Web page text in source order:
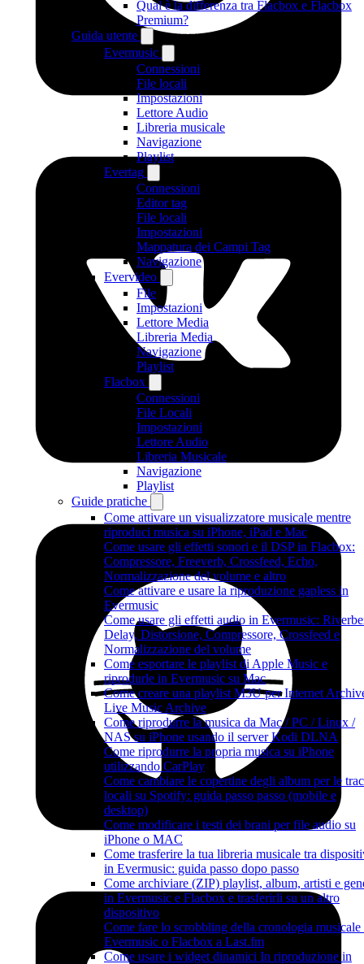
Qual è la differenza tra Flacbox e Flacbox
Premium?
Guida utente
Evermusic
Connessioni
File locali
Impostazioni
Lettore Audio
Libreria musicale
Navigazione
Playlist
Evertag
Connessioni
Editor tag
File locali
Impostazioni
Mappatura dei Campi Tag
Navigazione
Evervideo
File
Impostazioni
Lettore Media
Libreria Media
Navigazione
Playlist
Flacbox
Connessioni
File Locali
Impostazioni
Lettore Audio
Libreria Musicale
Navigazione
Playlist
Guide pratiche
Come attivare un visualizzatore musicale mentre
riproduci musica su iPhone, iPad e Mac
Come usare gli effetti sonori e il DSP in Flacbox:
Compressore, Freeverb, Crossfeed, Echo,
Normalizzazione del volume e altro
Come attivare e usare la riproduzione gapless in
Evermusic
Come usare gli effetti audio in Evermusic:
Delay, Distorsione, Compressore, Crossfeed e
Normalizzazione del volume
Come esportare le playlist di Apple Music e
riprodurle in Evermusic su Mac
Come creare una playlist M3U per Internet
Live Music Archive
Come riprodurre la musica da Mac / PC / Linux /
NAS su iPhone usando il server Kodi DLNA
Come riprodurre la propria musica su iPhone
utilizzando CarPlay
Come cambiare le copertine degli album per le
locali su Spotify: guida passo passo (mobile e
desktop)
Come modificare i testi dei brani per file audio su
iPhone o MAC
Come trasferire la tua libreria musicale tra
in Evermusic: guida passo dopo passo
Come archiviare (ZIP) playlist, album, artisti e
in Evermusic e Flacbox e trasferirli su un altro
dispositivo
Come fare lo scrobbling della cronologia musicale
Evermusic o Flacbox a Last.fm
Come usare i widget dinamici In riproduzione in